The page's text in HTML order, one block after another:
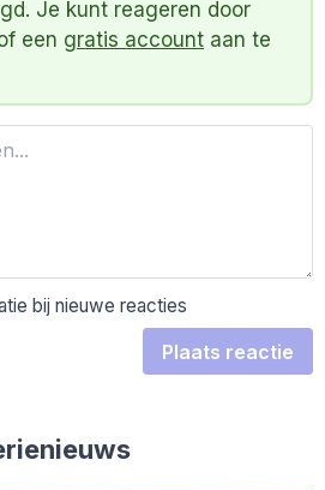
Je kunt reageren door
een gratis account aan te
bij nieuwe reacties
Plaats reactie